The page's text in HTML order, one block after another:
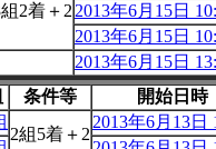
2着＋2 2013年6月15日
2013年6月15日
2013年6月15日
条件等
開始日時
2組5着＋2
2013年6月13日